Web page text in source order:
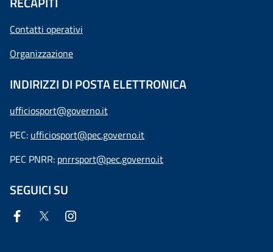
Contatti operativi
Organizzazione
INDIRIZZI DI POSTA ELETTRONICA
ufficiosport@governo.it
PEC: ufficiosport@pec.governo.it
PEC PNRR: pnrrsport@pec.governo.it
SEGUICI SU